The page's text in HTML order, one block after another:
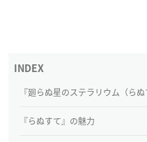
『廻らぬ星のステラリウム（ら
『らぬすて』の魅力